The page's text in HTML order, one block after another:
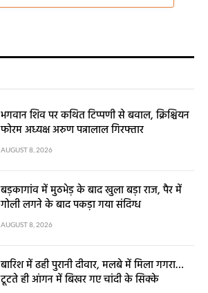
भगवान शिव पर कथित टिप्पणी से बवाल, क्रिश्चियन
फोरम अध्यक्ष अरुण पन्नालाल गिरफ्तार
AUGUST 8, 2026
बड़कागांव में मुठभेड़ के बाद खुला बड़ा राज, पैर में
गोली लगने के बाद पकड़ा गया संदिग्ध
AUGUST 8, 2026
बारिश में ढही पुरानी दीवार, मलबे में मिला गगरा…
टूटते ही आंगन में बिखर गए चांदी के सिक्के